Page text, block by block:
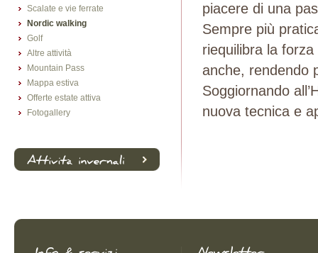
piacere di una
Sempre più
riequilibra la
anche, rendendo
Soggiornando
nuova tecnica e
Scalate e vie ferrate
Nordic walking
Golf
Altre attività
Mountain Pass
Mappa estiva
Offerte estate attiva
Fotogallery